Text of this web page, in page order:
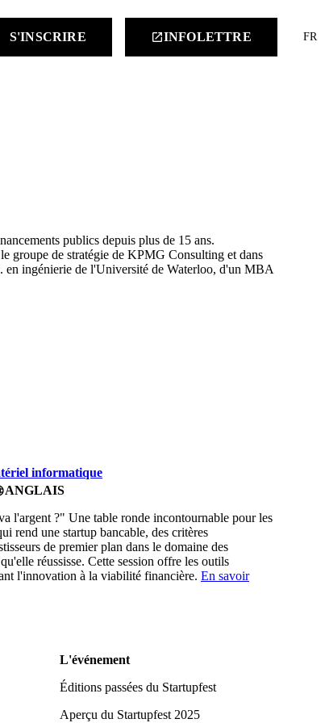
S'INSCRIRE launchINFOLETTRE FR
publics depuis plus de 15 ans.
groupe de stratégie de KPMG Consulting et dans
en ingénierie de l'Université de Waterloo, d'un MBA
informatique
ANGLAIS
l'argent ?" Une table ronde incontournable pour les
rend une startup bancable, des critères
de premier plan dans le domaine des
réussisse. Cette session offre les outils
l'innovation à la viabilité financière. En savoir
L'événement
Éditions passées du Startupfest
Aperçu du Startupfest 2025